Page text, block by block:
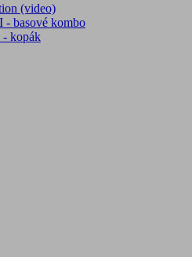
(video)
- basové kombo
kopák